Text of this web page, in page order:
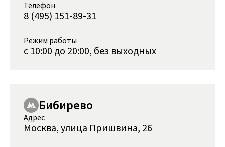
Телефон
8 (495) 151-89-31
Режим работы
с 10:00 до 20:00, без выходных
Бибирево
Адрес
Москва, улица Пришвина, 26